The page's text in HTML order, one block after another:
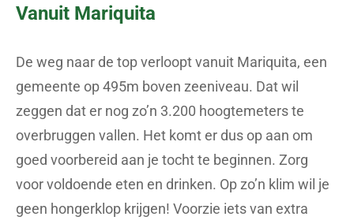
Vanuit Mariquita
De weg naar de top verloopt vanuit Mariquita, een
gemeente op 495m boven zeeniveau. Dat wil
zeggen dat er nog zo’n 3.200 hoogtemeters te
overbruggen vallen. Het komt er dus op aan om
goed voorbereid aan je tocht te beginnen. Zorg
voor voldoende eten en drinken. Op zo’n klim wil je
geen hongerklop krijgen! Voorzie iets van extra